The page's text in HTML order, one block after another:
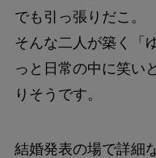
でも引っ張りだこ。
そんな二人が築く「
っと日常の中に笑い
りそうです。
結婚発表の場で詳細